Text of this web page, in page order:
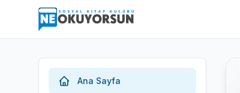
Ana Sayfa